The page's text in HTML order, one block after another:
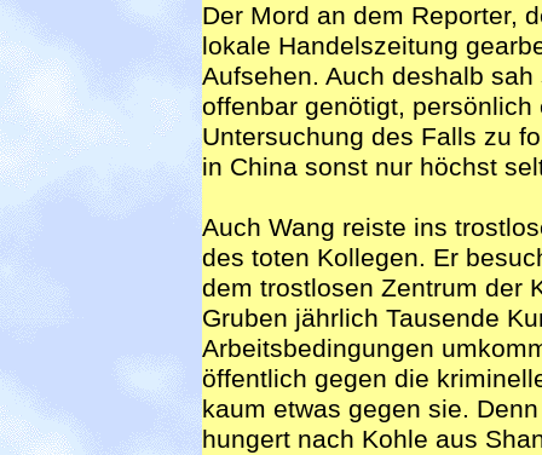
Der Mord an dem Reporter,
lokale Handelszeitung
Aufsehen. Auch deshalb
offenbar genötigt,
Untersuchung des Falls zu
in China sonst nur höchst
Auch Wang reiste ins
des toten Kollegen. Er
dem trostlosen Zentrum der
Gruben jährlich Tausende
Arbeitsbedingungen
öffentlich gegen die
kaum etwas gegen sie.
hungert nach Kohle aus